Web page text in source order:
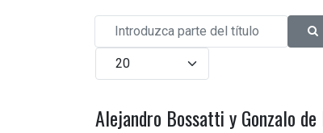
Introduzca parte del título
Cantidad
Alejandro Bossatti y Gonzalo